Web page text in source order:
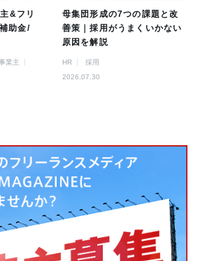
&フリ
助金/
業主
母集団形成の7つの課題と改
善策｜採用がうまくいかない
原因を解説
HR
採用
2026.07.30